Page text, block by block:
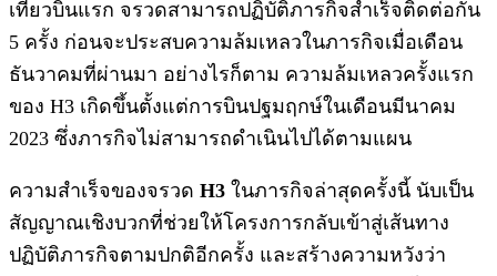
เที่ยวบินแรก จรวดสามารถปฏิบัติภารกิจสำเร็จติดต่อกัน
5 ครั้ง ก่อนจะประสบความล้มเหลวในภารกิจเมื่อเดือน
ธันวาคมที่ผ่านมา อย่างไรก็ตาม ความล้มเหลวครั้งแรก
ของ H3 เกิดขึ้นตั้งแต่การบินปฐมฤกษ์ในเดือนมีนาคม
2023 ซึ่งภารกิจไม่สามารถดำเนินไปได้ตามแผน
ความสำเร็จของจรวด H3 ในภารกิจล่าสุดครั้งนี้ นับเป็น
สัญญาณเชิงบวกที่ช่วยให้โครงการกลับเข้าสู่เส้นทาง
ปฏิบัติภารกิจตามปกติอีกครั้ง และสร้างความหวังว่า